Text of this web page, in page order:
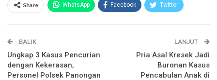
Share WhatsApp Facebook Twitter
Telegram
BALIK
Ungkap 3 Kasus Pencurian
dengan Kekerasan,
Personel Polsek Panongan
LANJUT
Pria Asal Kresek Jadi
Buronan Kasus
Pencabulan Anak di